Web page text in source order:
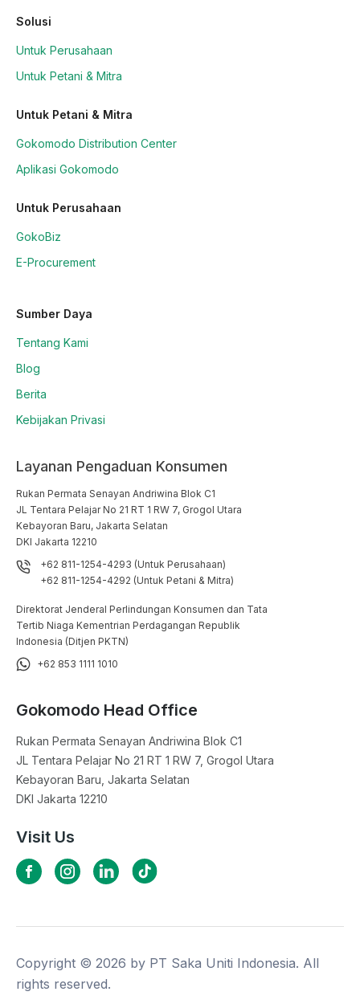
Solusi
Untuk Perusahaan
Untuk Petani & Mitra
Untuk Petani & Mitra
Gokomodo Distribution Center
Aplikasi Gokomodo
Untuk Perusahaan
GokoBiz
E-Procurement
Sumber Daya
Tentang Kami
Blog
Berita
Kebijakan Privasi
Layanan Pengaduan Konsumen
Rukan Permata Senayan Andriwina Blok C1
JL Tentara Pelajar No 21 RT 1 RW 7, Grogol Utara
Kebayoran Baru, Jakarta Selatan
DKI Jakarta 12210
+62 811-1254-4293 (Untuk Perusahaan)
+62 811-1254-4292 (Untuk Petani & Mitra)
Direktorat Jenderal Perlindungan Konsumen dan Tata
Tertib Niaga Kementrian Perdagangan Republik
Indonesia (Ditjen PKTN)
+62 853 1111 1010
Gokomodo Head Office
Rukan Permata Senayan Andriwina Blok C1
JL Tentara Pelajar No 21 RT 1 RW 7, Grogol Utara
Kebayoran Baru, Jakarta Selatan
DKI Jakarta 12210
Visit Us
Copyright © 2026 by PT Saka Uniti Indonesia. All
rights reserved.